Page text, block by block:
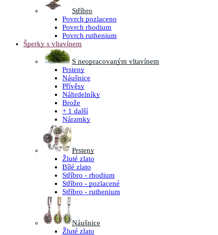
Stříbro
Povrch pozlaceno
Povrch rhodium
Povrch ruthenium
Šperky s vltavínem
S neopracovaným vltavínem
Prsteny
Náušnice
Přívěsy
Náhrdelníky
Brože
+ 1 další
Náramky
Prsteny
Žluté zlato
Bílé zlato
Stříbro - rhodium
Stříbro - pozlacené
Stříbro - ruthenium
Náušnice
Žluté zlato